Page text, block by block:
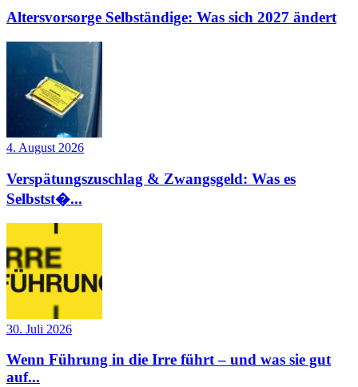
Altersvorsorge Selbständige: Was sich 2027 ändert
4. August 2026
Verspätungszuschlag & Zwangsgeld: Was es
Selbstst�...
30. Juli 2026
Wenn Führung in die Irre führt – und was sie gut
auf...